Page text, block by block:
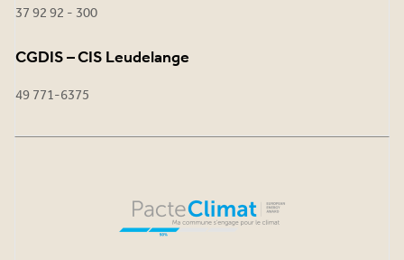
37 92 92 - 300
CGDIS – CIS Leudelange
49 771-6375